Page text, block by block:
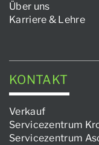
Über uns
Karriere & Lehre
KONTAKT
Verkauf
Servicezentrum
Servicezentrum